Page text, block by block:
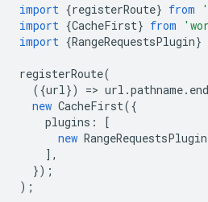
import {registerRoute} from
import {CacheFirst} from
import {RangeRequestsPlugin}
registerRoute(
({url}) => url .pathname.
new CacheFirst({
plugins :
[
new RangeRequestsPlugin
],
});
);